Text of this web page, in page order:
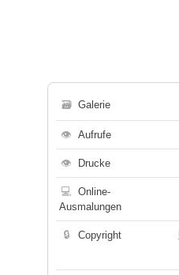
🗃 Galerie
👁 Aufrufe
👁 Drucke
💻
Online-
Ausmalungen
🔒 Copyright